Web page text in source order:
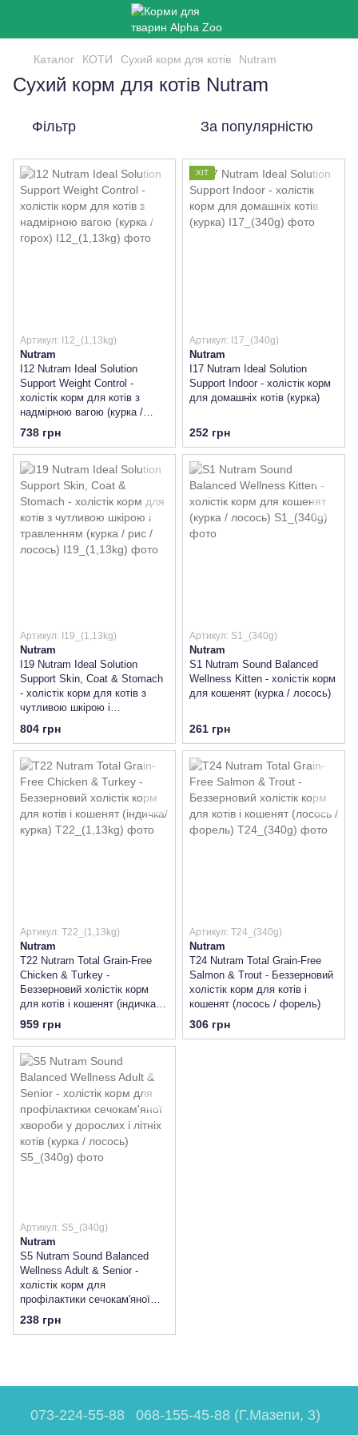
Каталог КОТИ Сухий корм для котів Nutram
Сухий корм для котів Nutram
Фільтр За популярністю
Артикул: I12_(1,13kg)
Nutram
I12 Nutram Ideal Solution
Support Weight Control -
холістік корм для котів з
надмірною вагою (курка /
горох)
738 грн
ХІТ
Артикул: I17_(340g)
Nutram
I17 Nutram Ideal Solution
Support Indoor - холістік корм
для домашніх котів (курка)
252 грн
Артикул: I19_(1,13kg)
Nutram
I19 Nutram Ideal Solution
Support Skin, Coat & Stomach
- холістік корм для котів з
чутливою шкірою і
травленням (курка / рис /
лосось)
804 грн
Артикул: S1_(340g)
Nutram
S1 Nutram Sound Balanced
Wellness Kitten - холістік корм
для кошенят (курка / лосось)
261 грн
Артикул: T22_(1,13kg)
Nutram
T22 Nutram Total Grain-Free
Chicken & Turkey -
Беззерновий холістік корм
для котів і кошенят (індичка/
курка)
959 грн
Артикул: T24_(340g)
Nutram
T24 Nutram Total Grain-Free
Salmon & Trout - Беззерновий
холістік корм для котів і
кошенят (лосось / форель)
306 грн
Артикул: S5_(340g)
Nutram
S5 Nutram Sound Balanced
Wellness Adult & Senior -
холістік корм для
профілактики сечокам'яної
хвороби у дорослих і літніх
котів (курка / лосось)
238 грн
073-224-55-88
068-155-45-88 (Г.Мазепи, 3)